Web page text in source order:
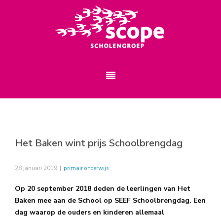
Het Baken wint prijs Schoolbrengdag
28 januari 2019 | primair onderwijs
Op 20 september 2018 deden de leerlingen van Het
Baken mee aan de School op SEEF Schoolbrengdag. Een
dag waarop de ouders en kinderen allemaal